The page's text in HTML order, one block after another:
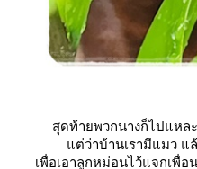
สุดท้ายพวกนางก็ไปแหล
ต่ว่าบ้านเรามีแมว แ
เพื่อเอาลูกหม่อนไว้แจกเพื่